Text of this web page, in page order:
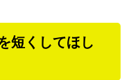
短くしてほし